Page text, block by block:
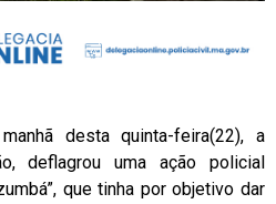
desta quinta-feira(22), a
deflagrou uma ação policial
que tinha por objetivo dar